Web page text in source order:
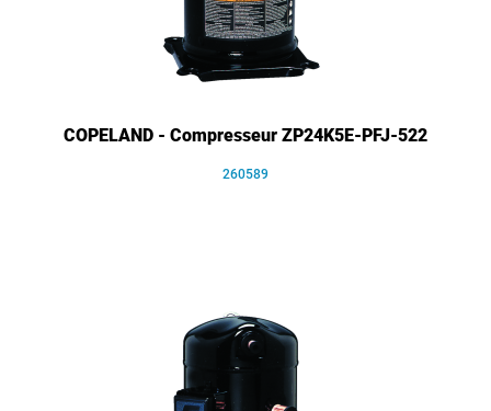
COPELAND - Compresseur ZP24K5E-PFJ-522
260589